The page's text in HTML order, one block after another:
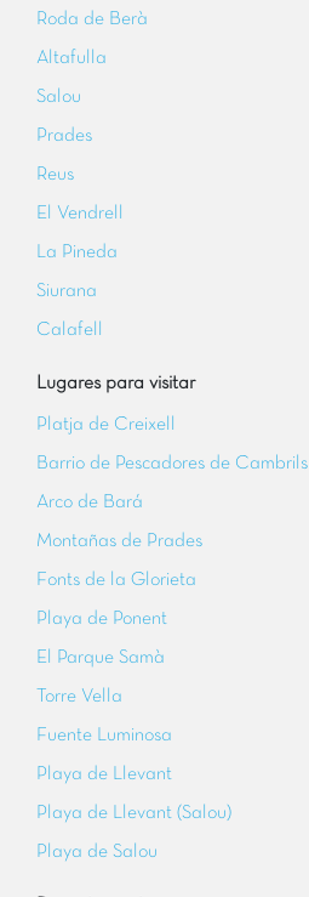
Roda de Berà
Altafulla
Salou
Prades
Reus
El Vendrell
La Pineda
Siurana
Calafell
Lugares para visitar
Platja de Creixell
Barrio de Pescadores de Cambrils
Arco de Bar
Montañas de Prades
Fonts de la Glorieta
Playa de Ponent
El Parque Samà
Torre Vella
Fuente Luminosa
Playa de Llevant
Playa de Llevant (Salou)
Playa de Salou